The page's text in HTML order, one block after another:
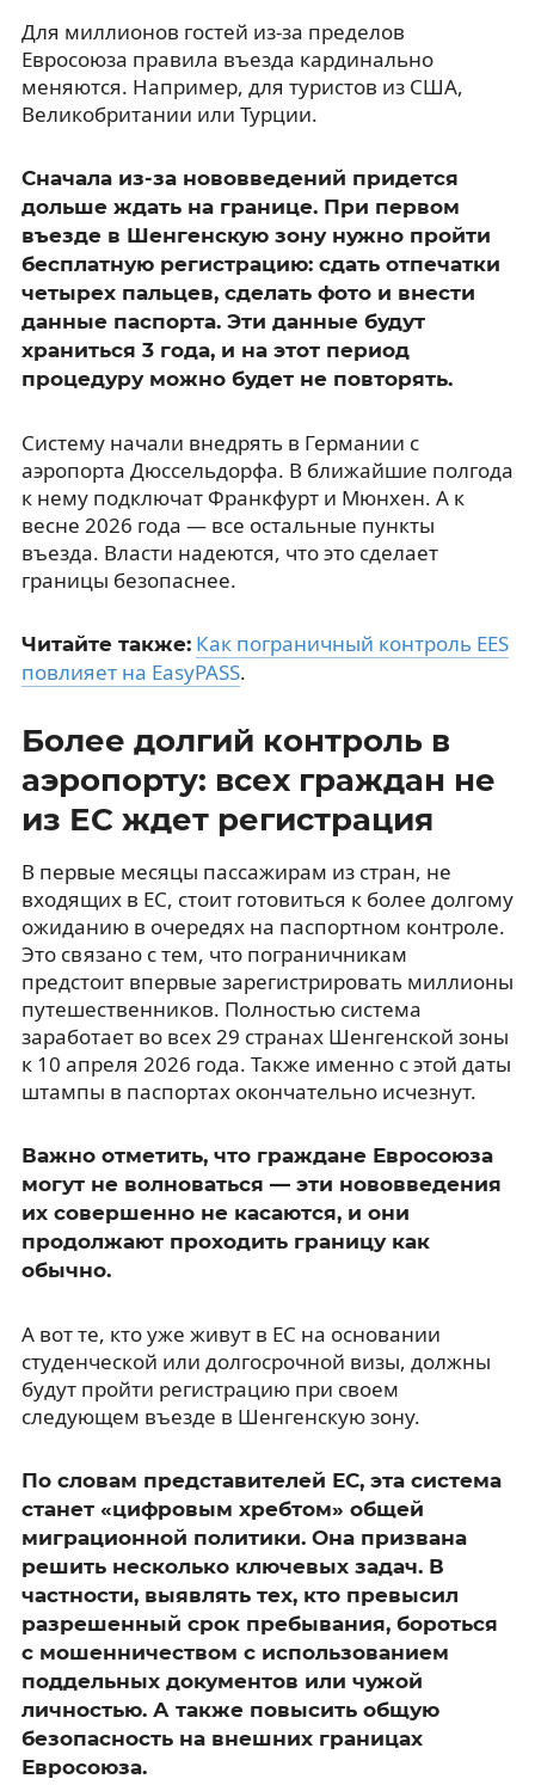
Для миллионов гостей из-за пределов
Евросоюза правила въезда кардинально
меняются. Например, для туристов из США,
Великобритании или Турции.
Сначала из-за нововведений придется
дольше ждать на границе. При первом
въезде в Шенгенскую зону нужно пройти
бесплатную регистрацию: сдать отпечатки
четырех пальцев, сделать фото и внести
данные паспорта. Эти данные будут
храниться 3 года, и на этот период
процедуру можно будет не повторять.
Систему начали внедрять в Германии с
аэропорта Дюссельдорфа. В ближайшие полгода
к нему подключат Франкфурт и Мюнхен. А к
весне 2026 года — все остальные пункты
въезда. Власти надеются, что это сделает
границы безопаснее.
Читайте также: Как пограничный контроль EES
повлияет на EasyPASS.
Более долгий контроль в
аэропорту: всех граждан не
из ЕС ждет регистрация
В первые месяцы пассажирам из стран, не
входящих в ЕС, стоит готовиться к более долгому
ожиданию в очередях на паспортном контроле.
Это связано с тем, что пограничникам
предстоит впервые зарегистрировать миллионы
путешественников. Полностью система
заработает во всех 29 странах Шенгенской зоны
к 10 апреля 2026 года. Также именно с этой даты
штампы в паспортах окончательно исчезнут.
Важно отметить, что граждане Евросоюза
могут не волноваться — эти нововведения
их совершенно не касаются, и они
продолжают проходить границу как
обычно.
А вот те, кто уже живут в ЕС на основании
студенческой или долгосрочной визы, должны
будут пройти регистрацию при своем
следующем въезде в Шенгенскую зону.
По словам представителей ЕС, эта система
станет «цифровым хребтом» общей
миграционной политики. Она призвана
решить несколько ключевых задач. В
частности, выявлять тех, кто превысил
разрешенный срок пребывания, бороться
с мошенничеством с использованием
поддельных документов или чужой
личностью. А также повысить общую
безопасность на внешних границах
Евросоюза.